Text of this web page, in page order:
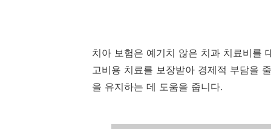
치아 보험은 예기치 않은 치과 치료비를
고비용 치료를 보장받아 경제적 부담을
을 유지하는 데 도움을 줍니다.